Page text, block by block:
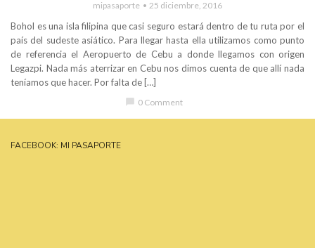
mipasaporte 25 diciembre, 2016
Bohol es una isla filipina que casi seguro estará dentro de tu ruta por el
país del sudeste asiático. Para llegar hasta ella utilizamos como punto
de referencia el Aeropuerto de Cebu a donde llegamos con origen
Legazpi. Nada más aterrizar en Cebu nos dimos cuenta de que allí nada
teníamos que hacer. Por falta de […]
0 Comment
FACEBOOK: MI PASAPORTE